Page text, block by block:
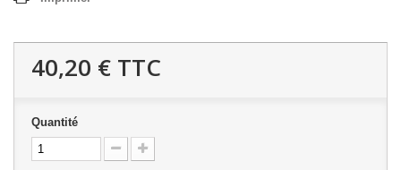
40,20 € TTC
Quantité